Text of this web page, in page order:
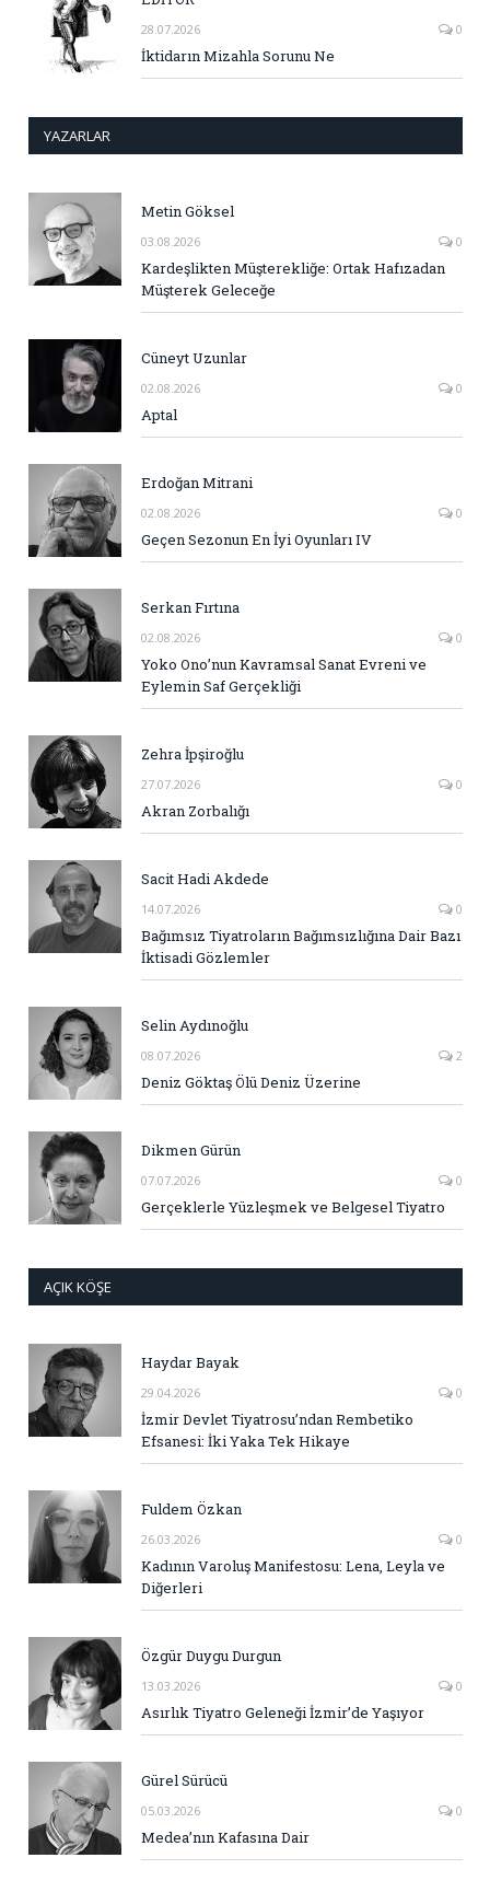
28.07.2026 0
İktidarın Mizahla Sorunu Ne
YAZARLAR
Metin Göksel
03.08.2026 0
Kardeşlikten Müşterekliğe: Ortak Hafızadan
Müşterek Geleceğe
Cüneyt Uzunlar
02.08.2026 0
Aptal
Erdoğan Mitrani
02.08.2026 0
Geçen Sezonun En İyi Oyunları IV
Serkan Fırtına
02.08.2026 0
Yoko Ono’nun Kavramsal Sanat Evreni ve
Eylemin Saf Gerçekliği
Zehra İpşiroğlu
27.07.2026 0
Akran Zorbalığı
Sacit Hadi Akdede
14.07.2026 0
Bağımsız Tiyatroların Bağımsızlığına Dair Bazı
İktisadi Gözlemler
Selin Aydınoğlu
08.07.2026 2
Deniz Göktaş Ölü Deniz Üzerine
Dikmen Gürün
07.07.2026 0
Gerçeklerle Yüzleşmek ve Belgesel Tiyatro
AÇIK KÖŞE
Haydar Bayak
29.04.2026 0
İzmir Devlet Tiyatrosu’ndan Rembetiko
Efsanesi: İki Yaka Tek Hikaye
Fuldem Özkan
26.03.2026 0
Kadının Varoluş Manifestosu: Lena, Leyla ve
Diğerleri
Özgür Duygu Durgun
13.03.2026 0
Asırlık Tiyatro Geleneği İzmir’de Yaşıyor
Gürel Sürücü
05.03.2026 0
Medea’nın Kafasına Dair